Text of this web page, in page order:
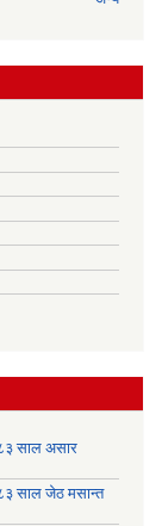
साल असार
साल जेठ मसान्त